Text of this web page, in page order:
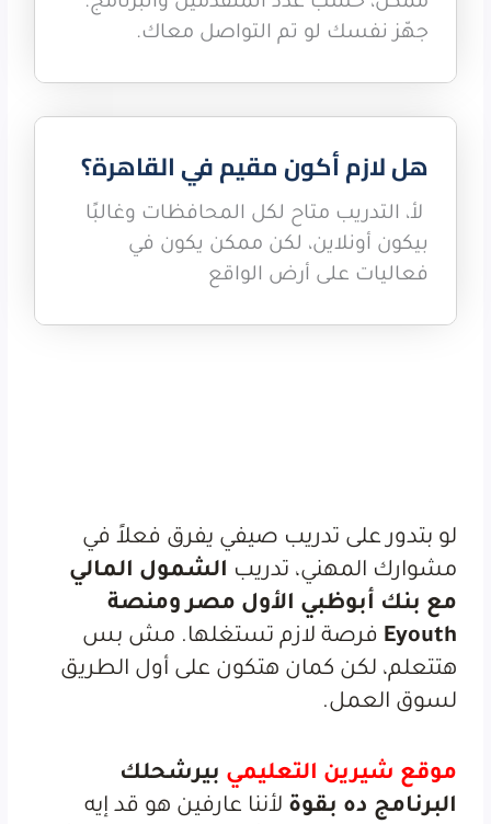
جهّز نفسك لو تم التواصل معاك.
هل لازم أكون مقيم في القاهرة؟
لأ، التدريب متاح لكل المحافظات وغالبًا
بيكون أونلاين، لكن ممكن يكون في
فعاليات على أرض الواقع
لو بتدور على تدريب صيفي يفرق فعلاً في
مشوارك المهني، تدريب الشمول المالي
مع بنك أبوظبي الأول مصر ومنصة
Eyouth فرصة لازم تستغلها. مش بس
هتتعلم، لكن كمان هتكون على أول الطريق
لسوق العمل.
موقع شيرين التعليمي بيرشحلك
البرنامج ده بقوة لأننا عارفين هو قد إيه